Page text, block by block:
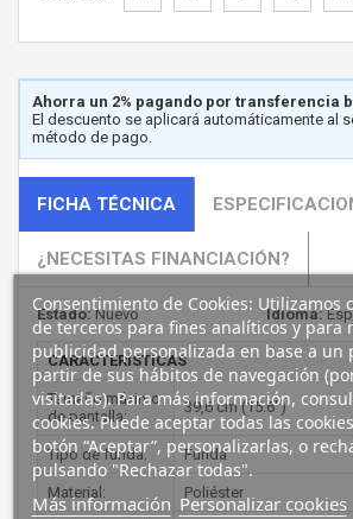
Ahorra un 2% pagando por transferencia
El descuento se aplicará automáticamente al
método de pago.
FICHA TÉCNICA
¿NECESITAS FINANCIACIÓN?
Estado:Nuevo Idioma:
CARACTERÍSTICAS
Tamaño máximo
de pantalla:
39,6 cm (15.6")
Tipo de funda: Funda
Material: Poliéster
Consentimiento de Cookies: Utilizamos
de terceros para fines analíticos y para
publicidad personalizada en base a un
partir de sus hábitos de navegación
visitadas). Para más información,
cookies. Puede aceptar todas las
botón “Aceptar”, personalizarlas, o
pulsando "Rechazar todas".
Más información Personalizar cookies